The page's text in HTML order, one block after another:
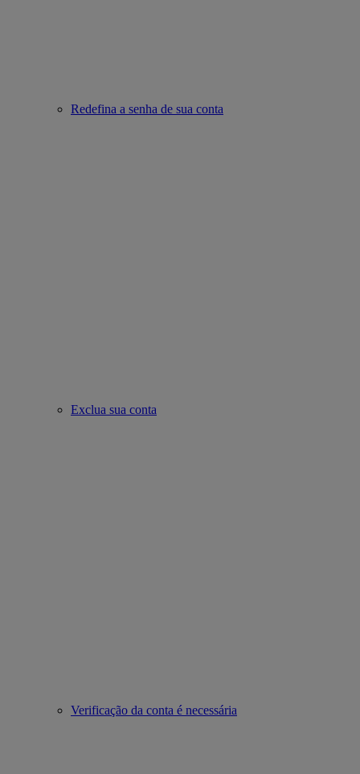
Redefina a senha de sua conta
Exclua sua conta
Verificação da conta é necessária